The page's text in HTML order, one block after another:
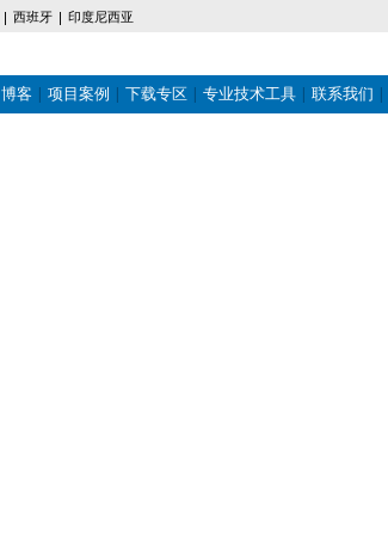
西班牙 印度尼西亚
博客 项目案例 下载专区 专业技术工具 联系我们